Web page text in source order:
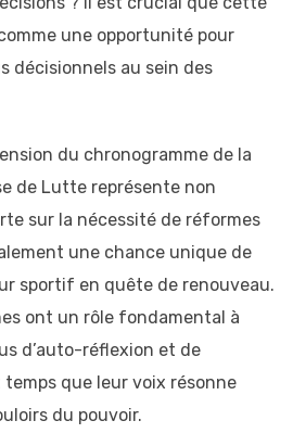
une opportunité pour
décisionnels au sein des
du chronogramme de la
de Lutte représente non
sur la nécessité de réformes
une chance unique de
sportif en quête de renouveau.
ont un rôle fondamental à
d’auto-réflexion et de
que leur voix résonne
du pouvoir.